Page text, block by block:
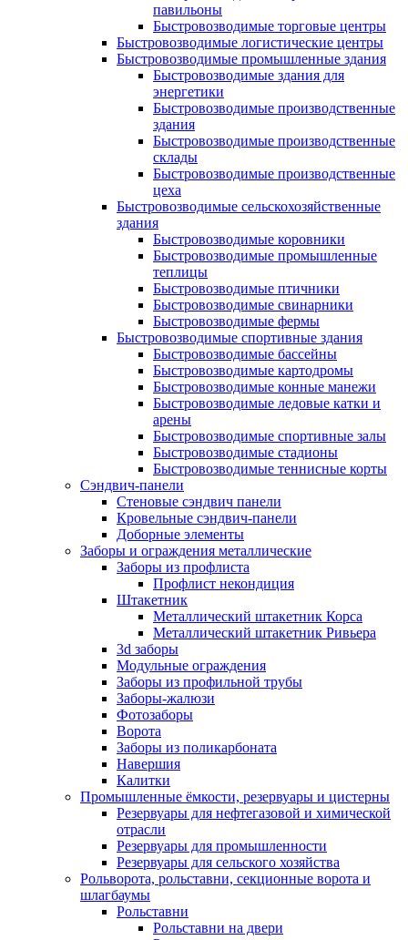
павильоны
Быстровозводимые торговые центры
Быстровозводимые логистические центры
Быстровозводимые промышленные здания
Быстровозводимые здания для
энергетики
Быстровозводимые производственные
здания
Быстровозводимые производственные
склады
Быстровозводимые производственные
цеха
Быстровозводимые сельскохозяйственные
здания
Быстровозводимые коровники
Быстровозводимые промышленные
теплицы
Быстровозводимые птичники
Быстровозводимые свинарники
Быстровозводимые фермы
Быстровозводимые спортивные здания
Быстровозводимые бассейны
Быстровозводимые картодромы
Быстровозводимые конные манежи
Быстровозводимые ледовые катки и
арены
Быстровозводимые спортивные залы
Быстровозводимые стадионы
Быстровозводимые теннисные корты
Сэндвич-панели
Стеновые сэндвич панели
Кровельные сэндвич-панели
Доборные элементы
Заборы и ограждения металлические
Заборы из профлиста
Профлист некондиция
Штакетник
Металлический штакетник Корса
Металлический штакетник Ривьера
3d заборы
Модульные ограждения
Заборы из профильной трубы
Заборы-жалюзи
Фотозаборы
Ворота
Заборы из поликарбоната
Навершия
Калитки
Промышленные ёмкости, резервуары и цистерны
Резервуары для нефтегазовой и химической
отрасли
Резервуары для промышленности
Резервуары для сельского хозяйства
Рольворота, рольставни, секционные ворота и
шлагбаумы
Рольставни
Рольставни на двери